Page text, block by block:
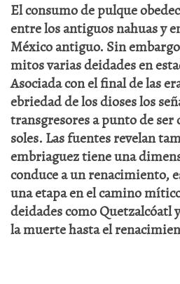
El consumo de pulque
entre los antiguos nahuas y
México antiguo. Sin
mitos varias deidades en
Asociada con el final de las
ebriedad de los dioses los
transgresores a punto de ser
soles. Las fuentes revelan
embriaguez tiene una
conduce a un renacimiento,
una etapa en el camino
deidades como Quetzalcóatl
la muerte hasta el